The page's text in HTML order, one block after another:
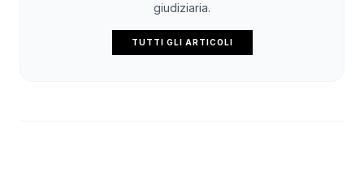
giudiziaria.
TUTTI GLI ARTICOLI